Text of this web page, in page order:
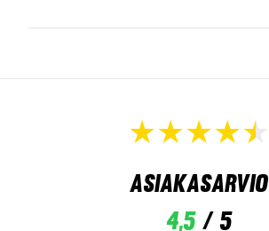
Asiakasarvio
4,5/ 5